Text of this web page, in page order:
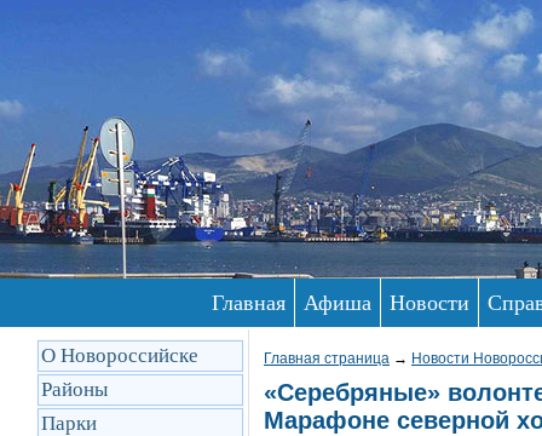
Главная Афиша Новости
О Новороссийске
Районы
Парки
Главная страница → Новости
«Серебряные»
Марафоне северной